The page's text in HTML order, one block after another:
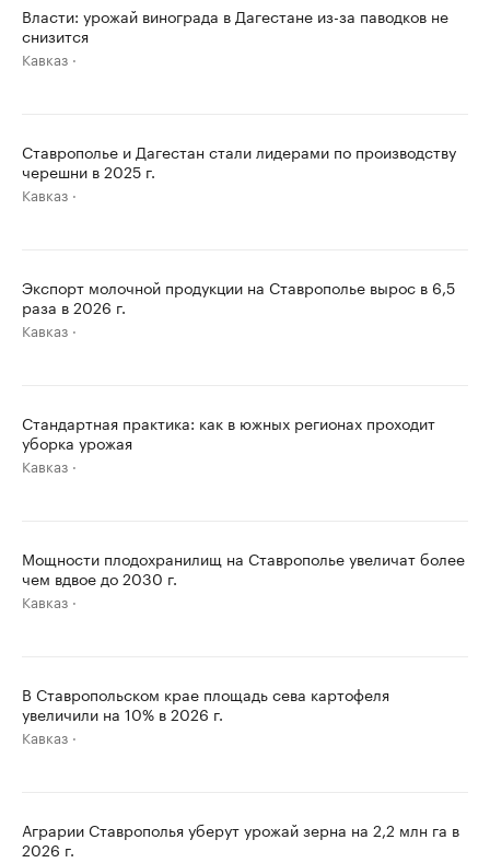
Власти: урожай винограда в Дагестане из-за паводков не
снизится
Кавказ
Ставрополье и Дагестан стали лидерами по производству
черешни в 2025 г.
Кавказ
Экспорт молочной продукции на Ставрополье вырос в 6,5
раза в 2026 г.
Кавказ
Стандартная практика: как в южных регионах проходит
уборка урожая
Кавказ
Мощности плодохранилищ на Ставрополье увеличат более
чем вдвое до 2030 г.
Кавказ
В Ставропольском крае площадь сева картофеля
увеличили на 10% в 2026 г.
Кавказ
Аграрии Ставрополья уберут урожай зерна на 2,2 млн га в
2026 г.